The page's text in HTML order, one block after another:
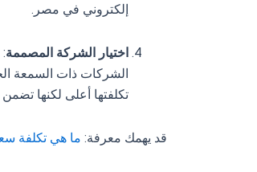
إلكتروني في مصر.
اختيار الشركة المصممة:
الشركات ذات السمعة
تكلفتها أعلى لكنها تضمن
قد يهمك معرفة: ما هي تكلفة